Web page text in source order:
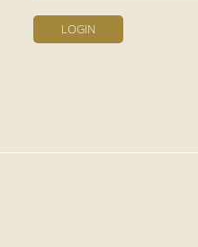
LOGIN